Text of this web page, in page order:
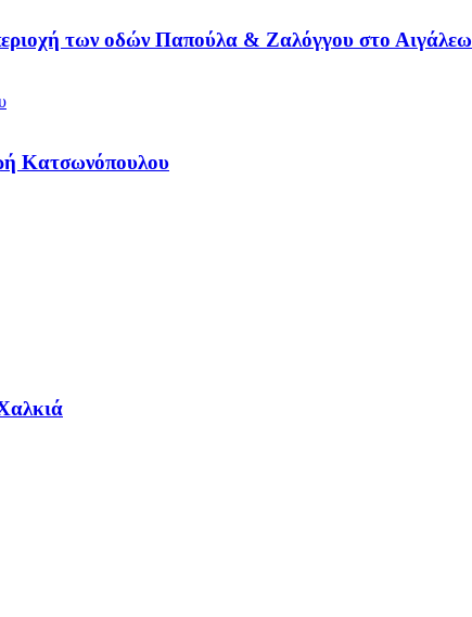
των οδών Παπούλα & Ζαλόγγου στο Αιγάλεω
Κατσωνόπουλου